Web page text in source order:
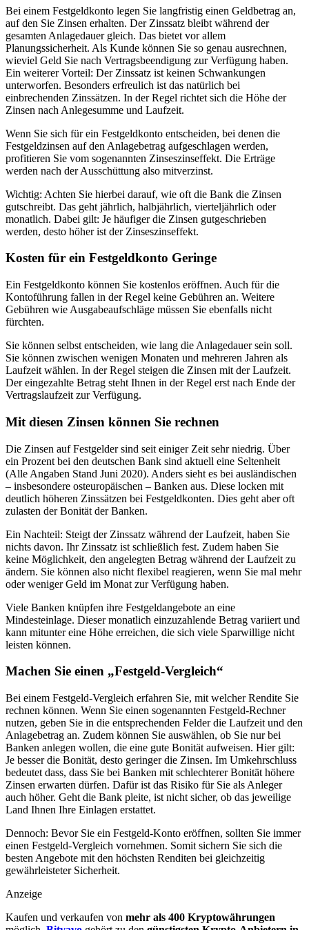
Bei einem Festgeldkonto legen Sie langfristig einen Geldbetrag an,
auf den Sie Zinsen erhalten. Der Zinssatz bleibt während der
gesamten Anlagedauer gleich. Das bietet vor allem
Planungssicherheit. Als Kunde können Sie so genau ausrechnen,
wieviel Geld Sie nach Vertragsbeendigung zur Verfügung haben.
Ein weiterer Vorteil: Der Zinssatz ist keinen Schwankungen
unterworfen. Besonders erfreulich ist das natürlich bei
einbrechenden Zinssätzen. In der Regel richtet sich die Höhe der
Zinsen nach Anlegesumme und Laufzeit.
Wenn Sie sich für ein Festgeldkonto entscheiden, bei denen die
Festgeldzinsen auf den Anlagebetrag aufgeschlagen werden,
profitieren Sie vom sogenannten Zinseszinseffekt. Die Erträge
werden nach der Ausschüttung also mitverzinst.
Wichtig: Achten Sie hierbei darauf, wie oft die Bank die Zinsen
gutschreibt. Das geht jährlich, halbjährlich, vierteljährlich oder
monatlich. Dabei gilt: Je häufiger die Zinsen gutgeschrieben
werden, desto höher ist der Zinseszinseffekt.
Kosten für ein Festgeldkonto Geringe
Ein Festgeldkonto können Sie kostenlos eröffnen. Auch für die
Kontoführung fallen in der Regel keine Gebühren an. Weitere
Gebühren wie Ausgabeaufschläge müssen Sie ebenfalls nicht
fürchten.
Sie können selbst entscheiden, wie lang die Anlagedauer sein soll.
Sie können zwischen wenigen Monaten und mehreren Jahren als
Laufzeit wählen. In der Regel steigen die Zinsen mit der Laufzeit.
Der eingezahlte Betrag steht Ihnen in der Regel erst nach Ende der
Vertragslaufzeit zur Verfügung.
Mit diesen Zinsen können Sie rechnen
Die Zinsen auf Festgelder sind seit einiger Zeit sehr niedrig. Über
ein Prozent bei den deutschen Bank sind aktuell eine Seltenheit
(Alle Angaben Stand Juni 2020). Anders sieht es bei ausländischen
– insbesondere osteuropäischen – Banken aus. Diese locken mit
deutlich höheren Zinssätzen bei Festgeldkonten. Dies geht aber oft
zulasten der Bonität der Banken.
Ein Nachteil: Steigt der Zinssatz während der Laufzeit, haben Sie
nichts davon. Ihr Zinssatz ist schließlich fest. Zudem haben Sie
keine Möglichkeit, den angelegten Betrag während der Laufzeit zu
ändern. Sie können also nicht flexibel reagieren, wenn Sie mal mehr
oder weniger Geld im Monat zur Verfügung haben.
Viele Banken knüpfen ihre Festgeldangebote an eine
Mindesteinlage. Dieser monatlich einzuzahlende Betrag variiert und
kann mitunter eine Höhe erreichen, die sich viele Sparwillige nicht
leisten können.
Machen Sie einen „Festgeld-Vergleich“
Bei einem Festgeld-Vergleich erfahren Sie, mit welcher Rendite Sie
rechnen können. Wenn Sie einen sogenannten Festgeld-Rechner
nutzen, geben Sie in die entsprechenden Felder die Laufzeit und den
Anlagebetrag an. Zudem können Sie auswählen, ob Sie nur bei
Banken anlegen wollen, die eine gute Bonität aufweisen. Hier gilt:
Je besser die Bonität, desto geringer die Zinsen. Im Umkehrschluss
bedeutet dass, dass Sie bei Banken mit schlechterer Bonität höhere
Zinsen erwarten dürfen. Dafür ist das Risiko für Sie als Anleger
auch höher. Geht die Bank pleite, ist nicht sicher, ob das jeweilige
Land Ihnen Ihre Einlagen erstattet.
Dennoch: Bevor Sie ein Festgeld-Konto eröffnen, sollten Sie immer
einen Festgeld-Vergleich vornehmen. Somit sichern Sie sich die
besten Angebote mit den höchsten Renditen bei gleichzeitig
gewährleisteter Sicherheit.
Anzeige
Kaufen und verkaufen von mehr als 400 Kryptowährungen